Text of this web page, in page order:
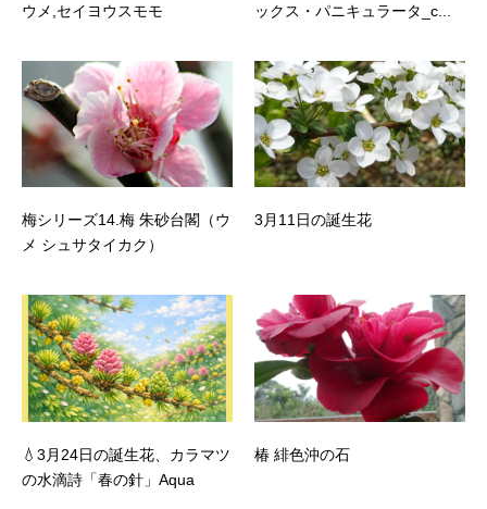
ウメ,セイヨウスモモ
ックス・パニキュラータ_c...
梅シリーズ14.梅 朱砂台閣（ウ
メ シュサタイカク）
3月11日の誕生花
💧3月24日の誕生花、カラマツ
の水滴詩「春の針」Aqua
椿 緋色沖の石